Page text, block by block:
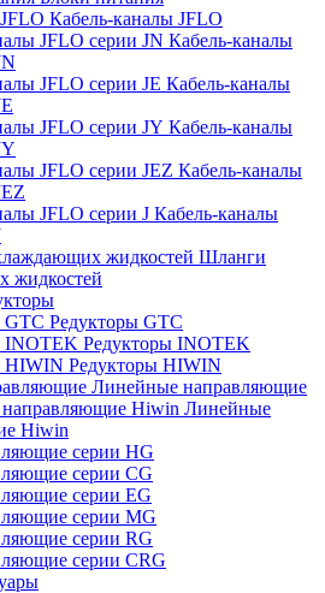
Кабель-каналы JFLO
Кабель-каналы
Кабель-каналы
Кабель-каналы
Кабель-каналы
Кабель-каналы
Шланги
жидкостей
Редукторы GTC
Редукторы INOTEK
Редукторы HIWIN
Линейные направляющие
Линейные
Hiwin
серии HG
серии CG
серии EG
серии MG
серии RG
серии CRG